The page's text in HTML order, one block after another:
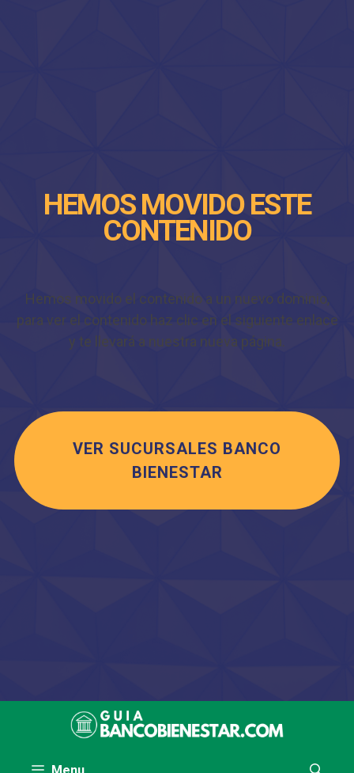
HEMOS MOVIDO ESTE
CONTENIDO
Hemos movido el contenido a un nuevo dominio,
para ver el contenido haz clic en el siguiente enlace
y te llevará a nuestra nueva página.
VER SUCURSALES BANCO
BIENESTAR
Menu